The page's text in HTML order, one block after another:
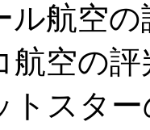
ル航空
航空の
トスタ